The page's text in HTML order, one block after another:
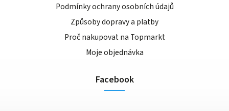
Podmínky ochrany osobních údajů
Způsoby dopravy a platby
Proč nakupovat na Topmarkt
Moje objednávka
Facebook